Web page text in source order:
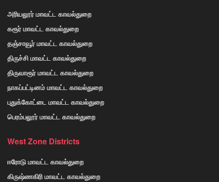
அரியலூர் மாவட்ட காவல்துறை
கரூர் மாவட்ட காவல்துறை
தஞ்சாவூர் மாவட்ட காவல்துறை
திருச்சி மாவட்ட காவல்துறை
திருவாரூர் மாவட்ட காவல்துறை
நாகப்பட்டினம் மாவட்ட காவல்துறை
புதுக்கோட்டை மாவட்ட காவல்துறை
பெரம்பலூர் மாவட்ட காவல்துறை
West Zone Districts
ஈரோடு மாவட்ட காவல்துறை
கிருஷ்ணகிரி மாவட்ட காவல்துறை